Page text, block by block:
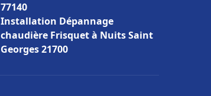
77140
Installation Dépannage
chaudière Frisquet à Nuits Saint
Georges 21700